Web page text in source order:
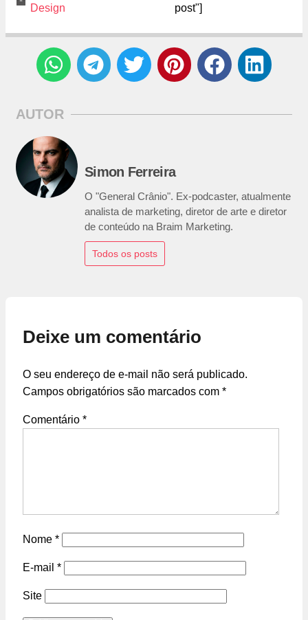
Design
post"]
AUTOR
Simon Ferreira
O "General Crânio". Ex-podcaster, atualmente
analista de marketing, diretor de arte e diretor
de conteúdo na Braim Marketing.
Todos os posts
Deixe um comentário
O seu endereço de e-mail não será publicado.
Campos obrigatórios são marcados com *
Comentário *
Nome *
E-mail *
Site